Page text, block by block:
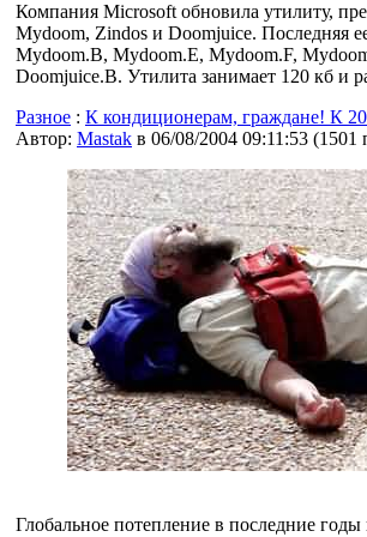
Компания Microsoft обновила утилиту,
Mydoom, Zindos и Doomjuice. Последняя
Mydoom.B, Mydoom.E, Mydoom.F,
Doomjuice.B. Утилита занимает 120 кб и
Разное : К кондиционерам, граждане! К
Автор: Мastak в 06/08/2004 09:11:53 (1501
Глобальное потепление в последние